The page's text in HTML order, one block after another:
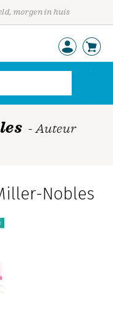
morgen in huis
- Auteur
Nobles